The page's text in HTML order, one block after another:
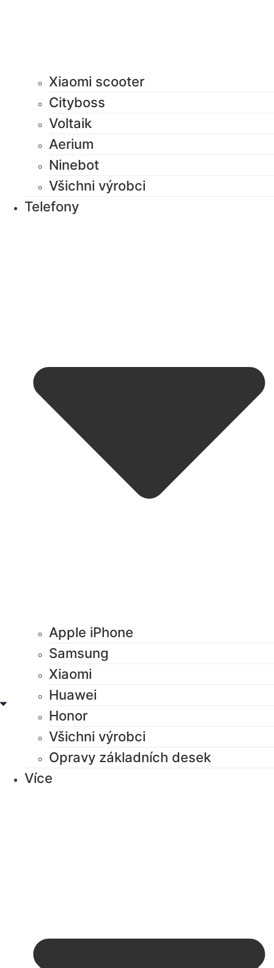
Xiaomi scooter
Cityboss
Voltaik
Aerium
Ninebot
Všichni výrobci
Telefony
Apple iPhone
Samsung
Xiaomi
Huawei
Honor
Všichni výrobci
Opravy základních desek
Více